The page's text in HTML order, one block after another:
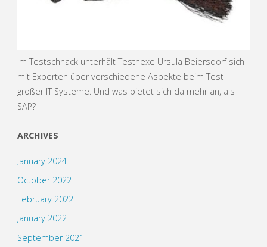
Im Testschnack unterhält Testhexe Ursula Beiersdorf sich
mit Experten über verschiedene Aspekte beim Test
großer IT Systeme. Und was bietet sich da mehr an, als
SAP?
ARCHIVES
January 2024
October 2022
February 2022
January 2022
September 2021